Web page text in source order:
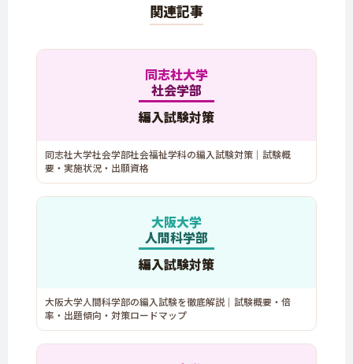
関連記事
同志社大学
社会学部
編入試験対策
同志社大学社会学部社会福祉学科の編入試験対策｜試験概
要・実施状況・出願資格
大阪大学
人間科学部
編入試験対策
大阪大学人間科学部の編入試験を徹底解説｜試験概要・倍
率・出題傾向・対策ロードマップ